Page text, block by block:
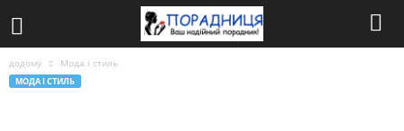
додому Мода і стиль
МОДА І СТИЛЬ